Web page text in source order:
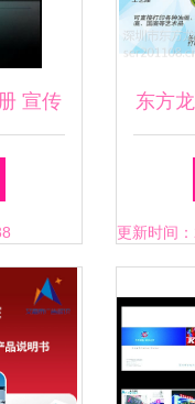
宣传
网
东方
UV
更新时间